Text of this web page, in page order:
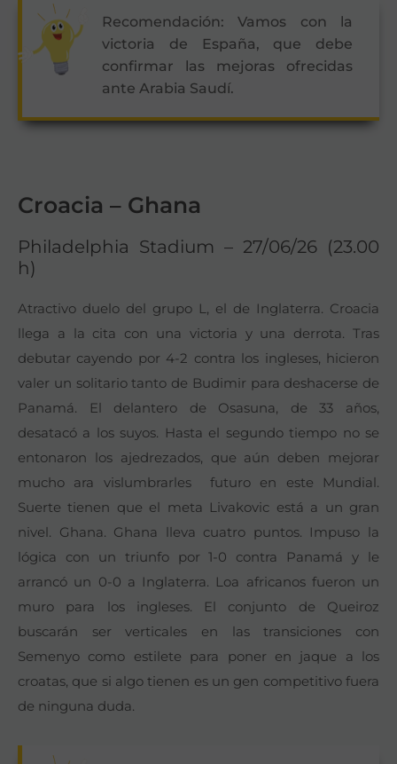
Recomendación: Vamos con la
victoria de España, que debe
confirmar las mejoras ofrecidas
ante Arabia Saudí.
Croacia – Ghana
Philadelphia Stadium – 27/06/26 (23.00
h)
Atractivo duelo del grupo L, el de Inglaterra. Croacia
llega a la cita con una victoria y una derrota. Tras
debutar cayendo por 4-2 contra los ingleses, hicieron
valer un solitario tanto de Budimir para deshacerse de
Panamá. El delantero de Osasuna, de 33 años,
desatacó a los suyos. Hasta el segundo tiempo no se
entonaron los ajedrezados, que aún deben mejorar
mucho ara vislumbrarles
futuro en este Mundial.
Suerte tienen que el meta Livakovic está a un gran
nivel. Ghana. Ghana lleva cuatro puntos. Impuso la
lógica con un triunfo por 1-0 contra Panamá y le
arrancó un 0-0 a Inglaterra. Loa africanos fueron un
muro para los ingleses. El conjunto de Queiroz
buscarán ser verticales en las transiciones con
Semenyo como estilete para poner en jaque a los
croatas, que si algo tienen es un gen competitivo fuera
de ninguna duda.